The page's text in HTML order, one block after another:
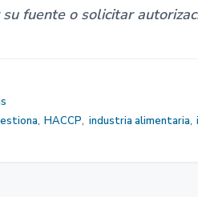
fuente o solicitar
, HACCP, industria alimentaria,